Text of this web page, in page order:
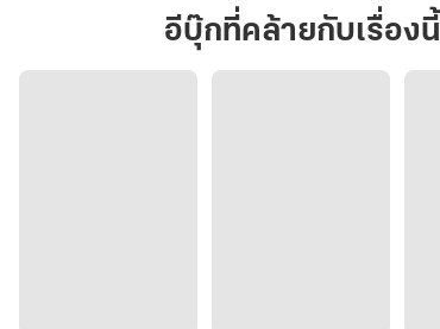
ของ
ศึก
อีบุ๊กที่คล้ายกับเรื่องนี้